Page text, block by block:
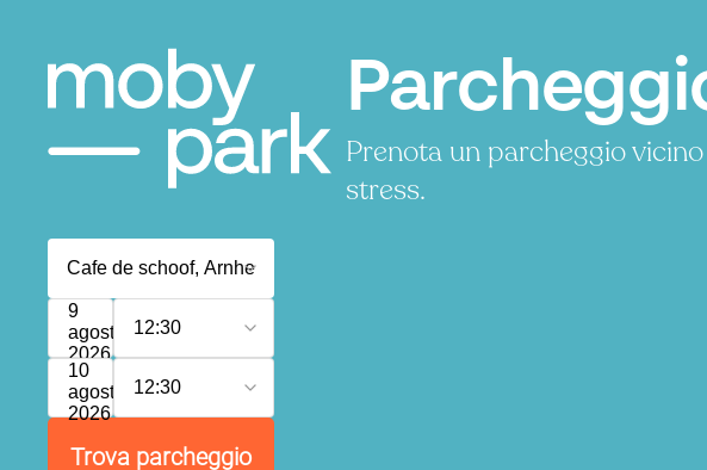
Prenota un parcheggio
stress.
9
agosto
2026
12:30
10
agosto
2026
12:30
Trova parcheggio